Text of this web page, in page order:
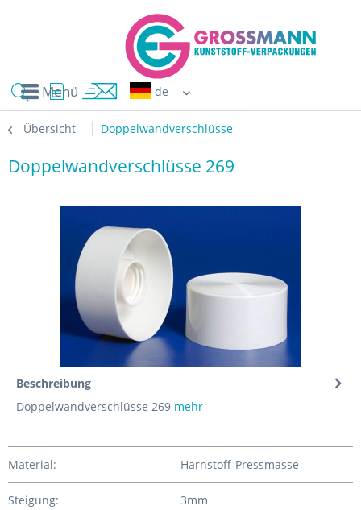
Menü
Übersicht Doppelwandverschlüsse
Doppelwandverschlüsse 269
Beschreibung
Doppelwandverschlüsse 269 mehr
Material: Harnstoff-Pressmasse
Steigung: 3mm